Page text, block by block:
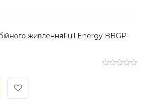
живленняFull Energy BBGP-